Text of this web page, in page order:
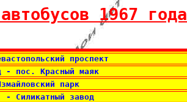
1967 года
проспект
- пос. Красный маяк
парк
- Силикатный завод